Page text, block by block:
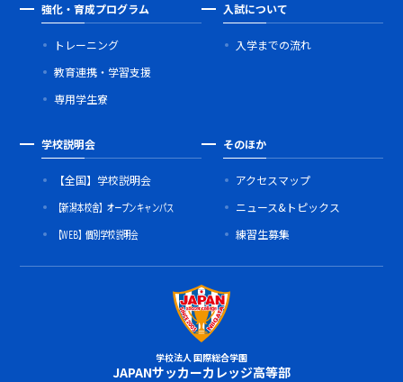
強化・育成プログラム
トレーニング
教育連携・学習支援
専用学生寮
入試について
入学までの流れ
学校説明会
【全国】学校説明会
【新潟本校舎】オープンキャンパス
【WEB】個別学校説明会
そのほか
アクセスマップ
ニュース&トピックス
練習生募集
学校法人 国際総合学園
JAPANサッカーカレッジ高等部